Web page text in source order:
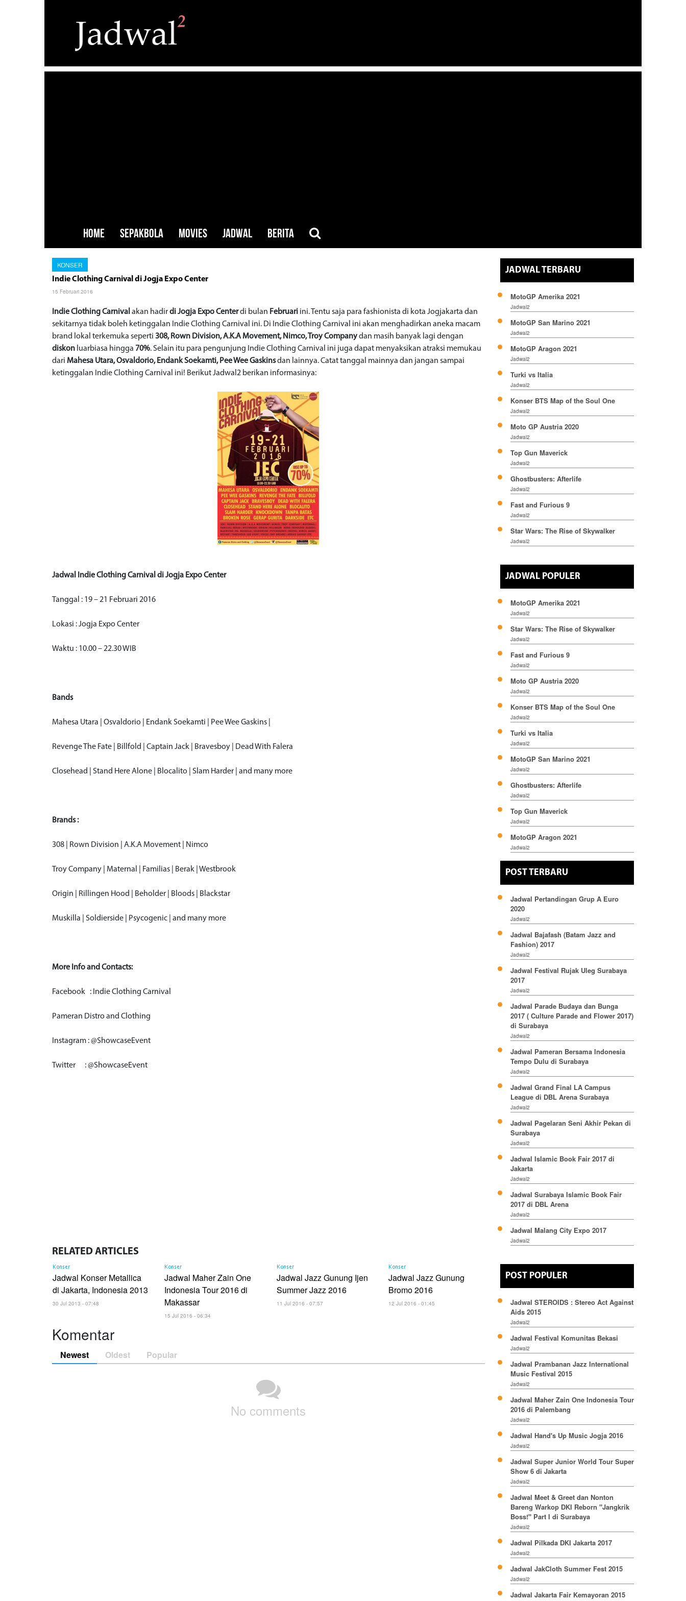
HOME SEPAKBOLA MOVIES JADWAL BERITA
KONSER
Indie Clothing Carnival di Jogja Expo Center
15 Februari 2016
Indie Clothing Carnival akan hadirdi Jogja Expo Centerdi bulan Februari ini. Tentu saja para fashionista di kota Jogjakarta dan
sekitarnya tidak boleh ketinggalan Indie Clothing Carnival ini. Di Indie Clothing Carnival ini akan menghadirkan aneka macam
brand lokal terkemuka seperti 308, Rown Division, A.K.A Movement, Nimco, Troy Companydan masih banyak lagi dengan
diskon luarbiasa hingga 70%. Selain itu para pengunjung Indie Clothing Carnival ini juga dapat menyaksikan atraksi memukau
dari Mahesa Utara, Osvaldorio, Endank Soekamti, Pee Wee Gaskinsdan lainnya. Catat tanggal mainnya dan jangan sampai
ketinggalan Indie Clothing Carnival ini! Berikut Jadwal2 berikan informasinya:
Jadwal Indie Clothing Carnival di Jogja Expo Center
Tanggal : 19 – 21 Februari 2016
Lokasi : Jogja Expo Center
Waktu : 10.00 – 22.30 WIB
Bands
Mahesa Utara | Osvaldorio | Endank Soekamti | Pee Wee Gaskins |
Revenge The Fate | Billfold | Captain Jack | Bravesboy | Dead With Falera
Closehead | Stand Here Alone | Blocalito | Slam Harder | and many more
Brands :
308 | Rown Division | A.K.A Movement | Nimco
Troy Company | Maternal | Familias | Berak | Westbrook
Origin | Rillingen Hood | Beholder | Bloods | Blackstar
Muskilla | Soldierside | Psycogenic | and many more
More Info and Contacts:
Facebook : Indie Clothing Carnival
Pameran Distro and Clothing
Instagram : @ShowcaseEvent
Twitter : @ShowcaseEvent
RELATED ARTICLES
Konser
Jadwal Konser Metallica
di Jakarta, Indonesia 2013
30 Jul 2013 - 07:48
Konser
Jadwal Maher Zain One
Indonesia Tour 2016 di
Makassar
15 Jul 2016 - 06:34
Konser
Jadwal Jazz Gunung Ijen
Summer Jazz 2016
11 Jul 2016 - 07:57
Konser
Jadwal Jazz Gunung
Bromo 2016
12 Jul 2016 - 01:45
Komentar
Newest Oldest Popular
No comments
JADWAL TERBARU
MotoGP Amerika 2021
Jadwal2
MotoGP San Marino 2021
Jadwal2
MotoGP Aragon 2021
Jadwal2
Turki vs Italia
Jadwal2
Konser BTS Map of the Soul One
Jadwal2
Moto GP Austria 2020
Jadwal2
Top Gun Maverick
Jadwal2
Ghostbusters: Afterlife
Jadwal2
Fast and Furious 9
Jadwal2
Star Wars: The Rise of Skywalker
Jadwal2
JADWAL POPULER
MotoGP Amerika 2021
Jadwal2
Star Wars: The Rise of Skywalker
Jadwal2
Fast and Furious 9
Jadwal2
Moto GP Austria 2020
Jadwal2
Konser BTS Map of the Soul One
Jadwal2
Turki vs Italia
Jadwal2
MotoGP San Marino 2021
Jadwal2
Ghostbusters: Afterlife
Jadwal2
Top Gun Maverick
Jadwal2
MotoGP Aragon 2021
Jadwal2
POST TERBARU
Jadwal Pertandingan Grup A Euro
2020
Jadwal2
Jadwal Bajafash (Batam Jazz and
Fashion) 2017
Jadwal2
Jadwal Festival Rujak Uleg Surabaya
2017
Jadwal2
Jadwal Parade Budaya dan Bunga
2017 ( Culture Parade and Flower 2017)
di Surabaya
Jadwal2
Jadwal Pameran Bersama Indonesia
Tempo Dulu di Surabaya
Jadwal2
Jadwal Grand Final LA Campus
League di DBL Arena Surabaya
Jadwal2
Jadwal Pagelaran Seni Akhir Pekan di
Surabaya
Jadwal2
Jadwal Islamic Book Fair 2017 di
Jakarta
Jadwal2
Jadwal Surabaya Islamic Book Fair
2017 di DBL Arena
Jadwal2
Jadwal Malang City Expo 2017
Jadwal2
POST POPULER
Jadwal STEROIDS : Stereo Act Against
Aids 2015
Jadwal2
Jadwal Festival Komunitas Bekasi
Jadwal2
Jadwal Prambanan Jazz International
Music Festival 2015
Jadwal2
Jadwal Maher Zain One Indonesia Tour
2016 di Palembang
Jadwal2
Jadwal Hand's Up Music Jogja 2016
Jadwal2
Jadwal Super Junior World Tour Super
Show 6 di Jakarta
Jadwal2
Jadwal Meet & Greet dan Nonton
Bareng Warkop DKI Reborn "Jangkrik
Boss!" Part I di Surabaya
Jadwal2
Jadwal Pilkada DKI Jakarta 2017
Jadwal2
Jadwal JakCloth Summer Fest 2015
Jadwal2
Jadwal Jakarta Fair Kemayoran 2015